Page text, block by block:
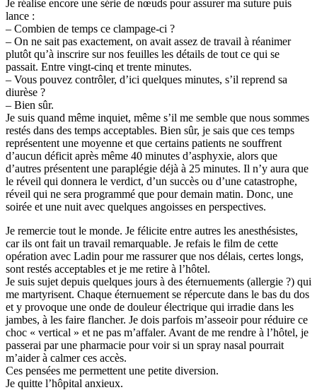
Je réalise encore une série de nœuds pour assurer ma suture puis
lance :
– Combien de temps ce clampage-ci ?
– On ne sait pas exactement, on avait assez de travail à réanimer
plutôt qu’à inscrire sur nos feuilles les détails de tout ce qui se
passait. Entre vingt-cinq et trente minutes.
– Vous pouvez contrôler, d’ici quelques minutes, s’il reprend sa
diurèse ?
– Bien sûr.
Je suis quand même inquiet, même s’il me semble que nous sommes
restés dans des temps acceptables. Bien sûr, je sais que ces temps
représentent une moyenne et que certains patients ne souffrent
d’aucun déficit après même 40 minutes d’asphyxie, alors que
d’autres présentent une paraplégie déjà à 25 minutes. Il n’y aura que
le réveil qui donnera le verdict, d’un succès ou d’une catastrophe,
réveil qui ne sera programmé que pour demain matin. Donc, une
soirée et une nuit avec quelques angoisses en perspectives.
Je remercie tout le monde. Je félicite entre autres les anesthésistes,
car ils ont fait un travail remarquable. Je refais le film de cette
opération avec Ladin pour me rassurer que nos délais, certes longs,
sont restés acceptables et je me retire à l’hôtel.
Je suis sujet depuis quelques jours à des éternuements (allergie ?) qui
me martyrisent. Chaque éternuement se répercute dans le bas du dos
et y provoque une onde de douleur électrique qui irradie dans les
jambes, à les faire flancher. Je dois parfois m’asseoir pour réduire ce
choc « vertical » et ne pas m’affaler. Avant de me rendre à l’hôtel, je
passerai par une pharmacie pour voir si un spray nasal pourrait
m’aider à calmer ces accès.
Ces pensées me permettent une petite diversion.
Je quitte l’hôpital anxieux.